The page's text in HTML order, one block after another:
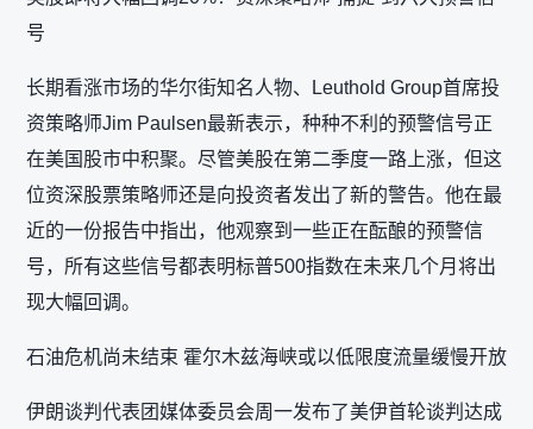
号
长期看涨市场的华尔街知名人物、Leuthold Group首席投
资策略师Jim Paulsen最新表示，种种不利的预警信号正
在美国股市中积聚。尽管美股在第二季度一路上涨，但这
位资深股票策略师还是向投资者发出了新的警告。他在最
近的一份报告中指出，他观察到一些正在酝酿的预警信
号，所有这些信号都表明标普500指数在未来几个月将出
现大幅回调。
石油危机尚未结束 霍尔木兹海峡或以低限度流量缓慢开放
伊朗谈判代表团媒体委员会周一发布了美伊首轮谈判达成